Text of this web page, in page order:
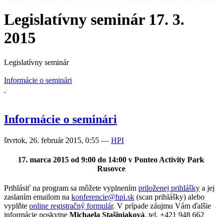
Legislatívny seminár 17. 3.
2015
Legislatívny seminár
Informácie o seminári
Informácie o seminári
štvrtok, 26. február 2015, 0:55 — HPI
17. marca 2015 od 9:00 do 14:00 v Ponteo Activity Park
Rusovce
Prihlásiť na program sa môžete vyplnením priloženej prihlášky a jej
zaslaním emailom na konferencie@hpi.sk (scan prihlášky) alebo
vyplňte online registračný formulár. V prípade záujmu Vám ďalšie
informácie poskytne Michaela Stašiniaková, tel. +421 948 662